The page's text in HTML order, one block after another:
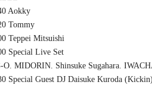
Aokky
Tommy
Teppei Mitsuishi
Special Live Set
O. MIDORIN. Shinsuke Sugahara.
Special Guest DJ Daisuke Kuroda (Kickin)